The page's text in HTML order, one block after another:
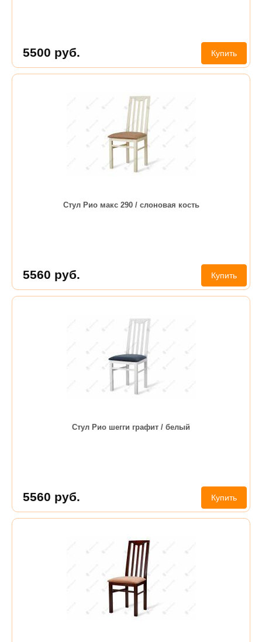
5500 руб. Купить
Стул Рио макс 290 / слоновая кость
5560 руб. Купить
Стул Рио шегги графит / белый
5560 руб. Купить